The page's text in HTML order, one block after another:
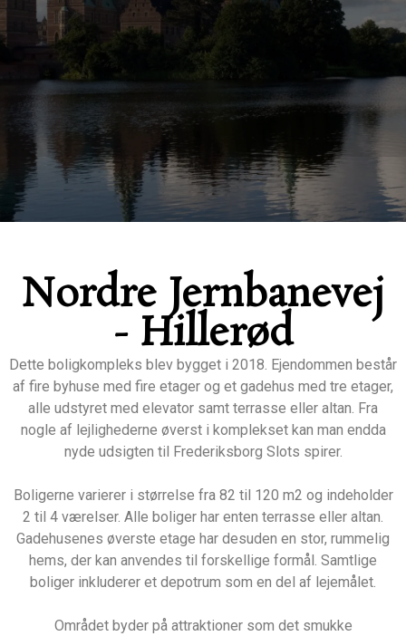
Nordre Jernbanevej
- Hillerød
Dette boligkompleks blev bygget i 2018. Ejendommen består
af fire byhuse med fire etager og et gadehus med tre etager,
alle udstyret med elevator samt terrasse eller altan. Fra
nogle af lejlighederne øverst i komplekset kan man endda
nyde udsigten til Frederiksborg Slots spirer.
Boligerne varierer i størrelse fra 82 til 120 m2 og indeholder
2 til 4 værelser. Alle boliger har enten terrasse eller altan.
Gadehusenes øverste etage har desuden en stor, rummelig
hems, der kan anvendes til forskellige formål. Samtlige
boliger inkluderer et depotrum som en del af lejemålet.
Området byder på attraktioner som det smukke